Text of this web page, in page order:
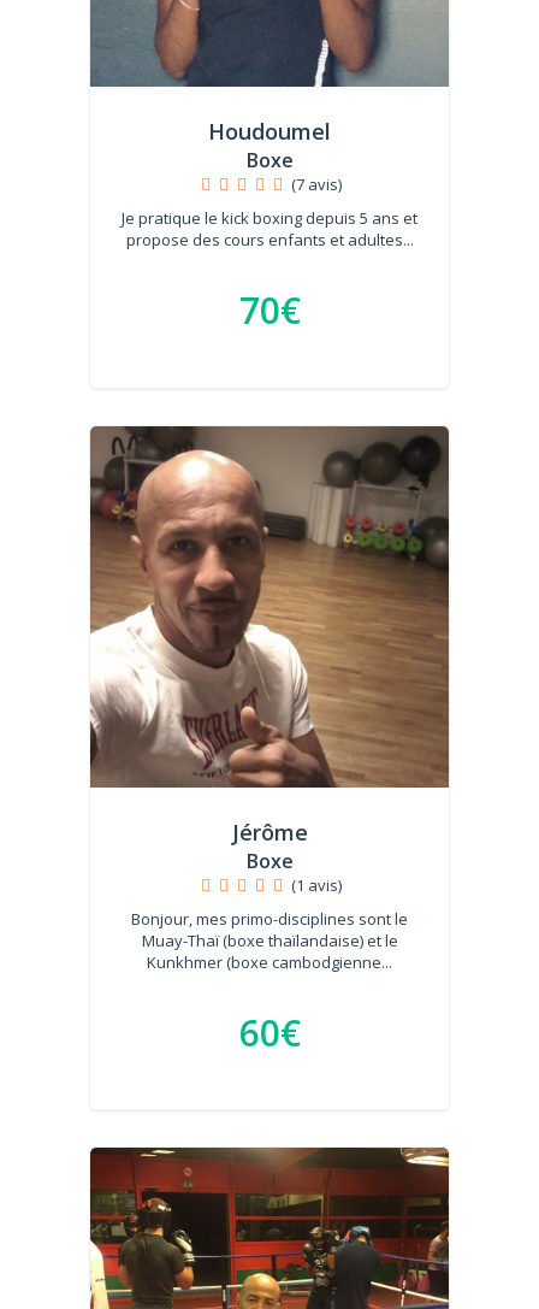
Houdoumel
Boxe
(7 avis)
Je pratique le kick boxing depuis 5 ans et
propose des cours enfants et adultes...
70€
Jérôme
Boxe
(1 avis)
Bonjour, mes primo-disciplines sont le
Muay-Thaï (boxe thaïlandaise) et le
Kunkhmer (boxe cambodgienne...
60€